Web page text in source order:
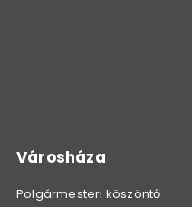
Városháza
Polgármesteri köszöntő